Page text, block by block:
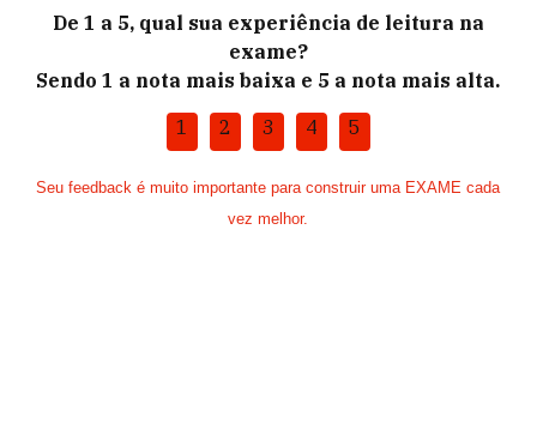
De 1 a 5, qual sua experiência de leitura na
exame?
Sendo 1 a nota mais baixa e 5 a nota mais alta.
1
2 3 4 5
Seu feedback é muito importante para construir uma EXAME cada
vez melhor.